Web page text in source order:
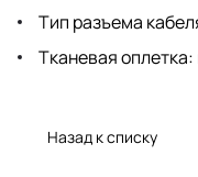
Тип разъема
Тканевая оплетка:
Назад к списку